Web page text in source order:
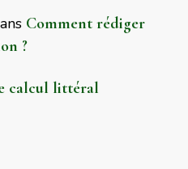
Comment rédiger
?
calcul littéral